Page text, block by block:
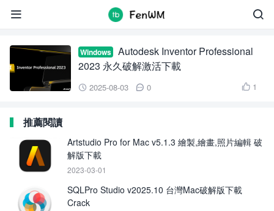

 Inventor Professional 2023
Windows
Autodesk Inventor Professional
2023 永久破解激活下載
 2025-08-03  0  1
推薦閱讀
Artstudio Pro for Mac v5.1.3 繪製,繪畫,照片編輯 破
解版下載
2023-03-01
SQLPro Studio v2025.10 台灣Mac破解版下載
Crack